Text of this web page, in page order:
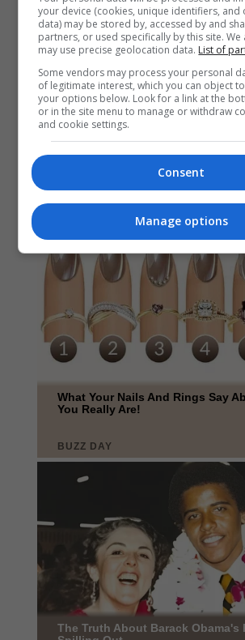
your device (cookies, unique identifiers, and
data) may be stored by, accessed by and
partners, or used specifically by this site.
may use precise geolocation data. List of
Some vendors may process your personal
of legitimate interest, which you can object
your options below. Look for a link at the
or in the site menu to manage or withdraw
and cookie settings.
Consent
Manage options